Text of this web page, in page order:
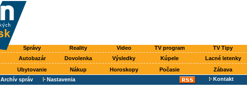
Správy Reality Video TV program TV Tipy
Autobazár Dovolenka Výsledky Kúpele Lacné letenky
Ubytovanie Nákup Horoskopy Počasie Zábava
Archív správ Nastavenia Kontakt